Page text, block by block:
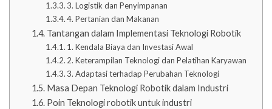
3. Logistik dan Penyimpanan
4. Pertanian dan Makanan
Tantangan dalam Implementasi Teknologi Robotik
1. Kendala Biaya dan Investasi Awal
2. Keterampilan Teknologi dan Pelatihan Karyawan
3. Adaptasi terhadap Perubahan Teknologi
Masa Depan Teknologi Robotik dalam Industri
Poin Teknologi robotik untuk industri